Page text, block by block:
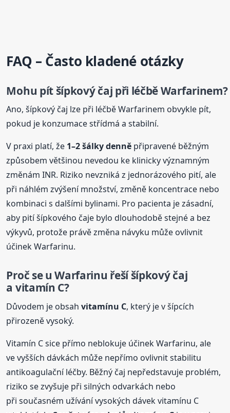
FAQ – Často kladené otázky
Mohu pít šípkový čaj při léčbě Warfarinem?
Ano, šípkový čaj lze při léčbě Warfarinem obvykle pít,
pokud je konzumace střídmá a stabilní.
V praxi platí, že 1–2 šálky denně připravené běžným
způsobem většinou nevedou ke klinicky významným
změnám INR. Riziko nevzniká z jednorázového pití, ale
při náhlém zvýšení množství, změně koncentrace nebo
kombinaci s dalšími bylinami. Pro pacienta je zásadní,
aby pití šípkového čaje bylo dlouhodobě stejné a bez
výkyvů, protože právě změna návyku může ovlivnit
účinek Warfarinu.
Proč se u Warfarinu řeší šípkový čaj
a vitamín C?
Důvodem je obsahvitamínu C, který je v šípcích
přirozeně vysoký.
Vitamín C sice přímo neblokuje účinek Warfarinu, ale
ve vyšších dávkách může nepřímo ovlivnit stabilitu
antikoagulační léčby. Běžný čaj nepředstavuje problém,
riziko se zvyšuje při silných odvarkách nebo
při současném užívání vysokých dávek vitamínu C